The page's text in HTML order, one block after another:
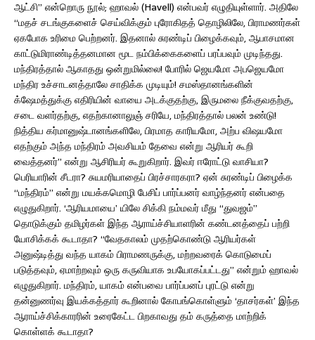
ஆட்சி” என்றொரு நூல்; ஹாவல் (Havell) என்பவர் எழுதியுள்ளார். அதிலே
“மதச் சடங்குகளைச் செய்விக்கும் புரோகிதத் தொழிலிலே, பிராமணர்கள்
ஏகபோக உரிமை பெற்றனர். இதனால் சுரண்டிப் பிழைக்கவும், ஆபாசமான
காட்டுமிராண்டித்தனமான மூட நம்பிக்கைகளைப் பரப்பவும் முடிந்தது.
மந்திரத்தால் ஆகாதது ஒன்றுமில்லை! போரில் ஜெயமோ அபஜெயமோ
மந்திர உச்சாடனத்தாலே சாதிக்க முடியும்! சமஸ்தானங்களின்
க்ஷேமத்துக்கு எதிரியின் வாயை அடக்குதற்கு, இருமலை நீக்குவதற்கு,
சடை வளர்தற்கு, எதற்கானாலுஞ் சரியே, மந்திரத்தால் பலன் உண்டு!
நித்திய கர்மானுஷ்டானங்களிலே, பிரமாத காரியமோ, அற்ப விஷயமோ
எதற்கும் அந்த மந்திரம் அவசியம் தேவை என்று ஆரியர் கூறி
வைத்தனர்” என்று ஆசிரியர் கூறுகிறார். இவர் ஈரோட்டு வாசியா?
பெரியாரின் சீடரா? சுயமரியாதைப் பிரச்சாரகரா? ஏன் சுரண்டிப் பிழைக்க
“மந்திரம்” என்று மயக்கமொழி பேசிப் பார்ப்பனர் வாழ்ந்தனர் என்பதை
எழுதுகிறார். ‘ஆரியமாயை’ யிலே சிக்கி நம்மவர் மீது “துவஜம்”
தொடுக்கும் தமிழர்கள் இந்த ஆராய்ச்சியாளரின் கண்டனத்தைப் பற்றி
யோசிக்கக் கூடாதா? “வேதகாலம் முதற்கொண்டு ஆரியர்கள்
அனுஷ்டித்து வந்த யாகம் பிராமணருக்கு, மற்றவரைக் கொடுமைப்
படுத்தவும், ஏமாற்றவும் ஒரு கருவியாக உபயோகப்பட்டது” என்றும் ஹாவல்
எழுதுகிறார். மந்திரம், யாகம் என்பவை பார்ப்பனப் புரட்டு என்று
தன்னுணர்வு இயக்கத்தார் கூறினால் கோபங்கொள்ளும் ‘தாசர்கள்’ இந்த
ஆராய்ச்சிக்காரரின் உரைகேட்ட பிறகாவது தம் கருத்தை மாற்றிக்
கொள்ளக் கூடாதா?